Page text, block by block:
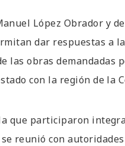
López Obrador y
dar respuestas a
las obras demandadas
con la región de la
que participaron
reunió con